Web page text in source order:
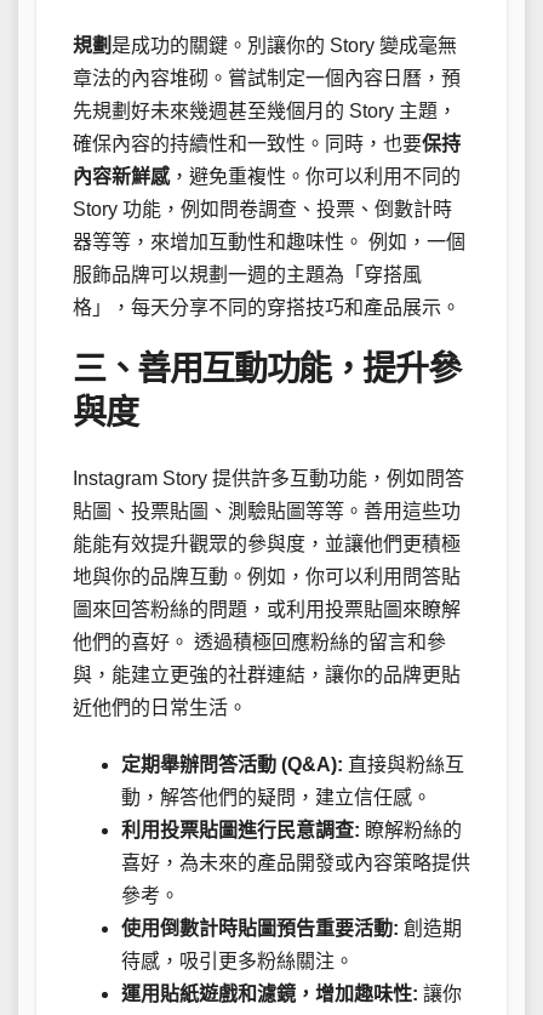
規劃 是成功的關鍵。別讓你的 Story 變成毫無
章法的內容堆砌。嘗試制定一個內容日曆，預
先規劃好未來幾週甚至幾個月的 Story 主題，
確保內容的持續性和一致性。同時，也要保持
內容新鮮感，避免重複性。你可以利用不同的
Story 功能，例如問卷調查、投票、倒數計時
器等等，來增加互動性和趣味性。 例如，一個
服飾品牌可以規劃一週的主題為「穿搭風
格」，每天分享不同的穿搭技巧和產品展示。
三、善用互動功能，提升參
與度
Instagram Story 提供許多互動功能，例如問答
貼圖、投票貼圖、測驗貼圖等等。善用這些功
能能有效提升觀眾的參與度，並讓他們更積極
地與你的品牌互動。例如，你可以利用問答貼
圖來回答粉絲的問題，或利用投票貼圖來瞭解
他們的喜好。 透過積極回應粉絲的留言和參
與，能建立更強的社群連結，讓你的品牌更貼
近他們的日常生活。
定期舉辦問答活動 (Q&A): 直接與粉絲互
動，解答他們的疑問，建立信任感。
利用投票貼圖進行民意調查: 瞭解粉絲的
喜好，為未來的產品開發或內容策略提供
參考。
使用倒數計時貼圖預告重要活動: 創造期
待感，吸引更多粉絲關注。
運用貼紙遊戲和濾鏡，增加趣味性: 讓你